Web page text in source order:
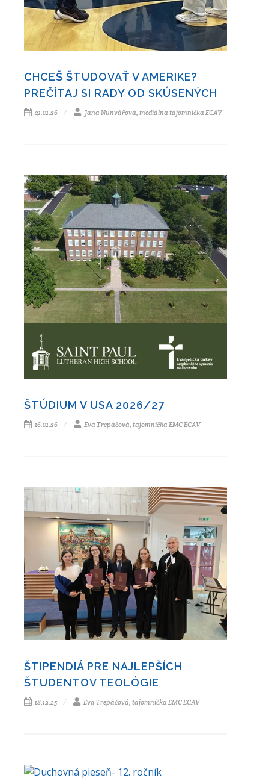
CHCEŠ ŠTUDOVAŤ V AMERIKE?
PREČÍTAJ SI RADY OD SKÚSENÝCH
21.01.26 Jana Nunvářová, mediálna tajomníčka ECAV
ŠTÚDIUM V USA 2026/27
16.01.26 Eva Trepáčová, tajomníčka EMC ECAV
ŠTIPENDIÁ PRE NAJLEPŠÍCH
ŠTUDENTOV TEOLÓGIE
18.12.25 Eva Trepáčová, tajomníčka EMC ECAV